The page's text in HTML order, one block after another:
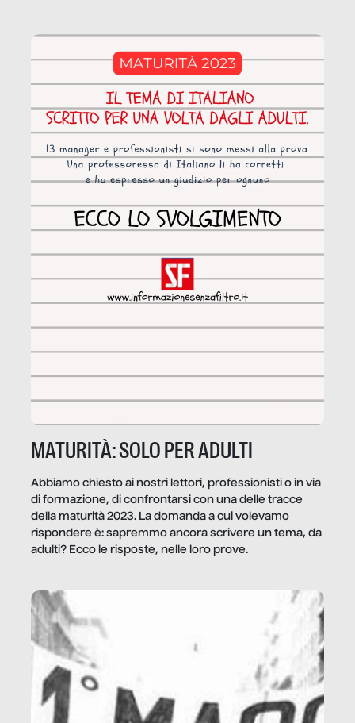
MATURITÀ: SOLO PER ADULTI
Abbiamo chiesto ai nostri lettori, professionisti o in via
di formazione, di confrontarsi con una delle tracce
della maturità 2023. La domanda a cui volevamo
rispondere è: sapremmo ancora scrivere un tema, da
adulti? Ecco le risposte, nelle loro prove.